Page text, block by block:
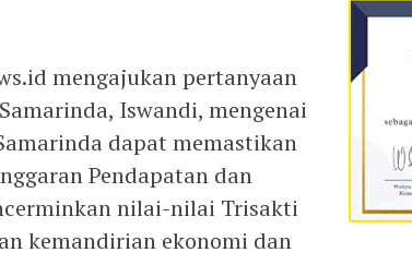
mengajukan pertanyaan
Iswandi, mengenai
dapat memastikan
Pendapatan dan
nilai-nilai Trisakti
kemandirian ekonomi dan